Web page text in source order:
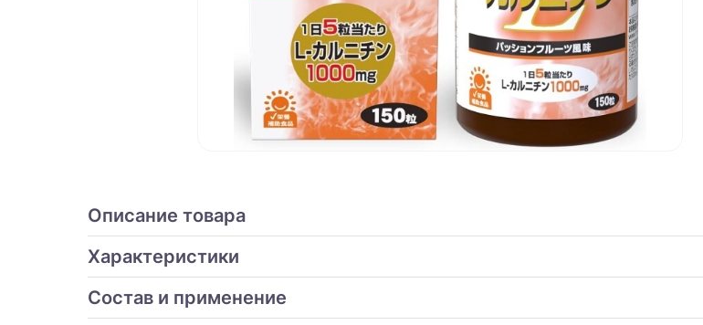
Описание товара
Характеристики
Состав и применение